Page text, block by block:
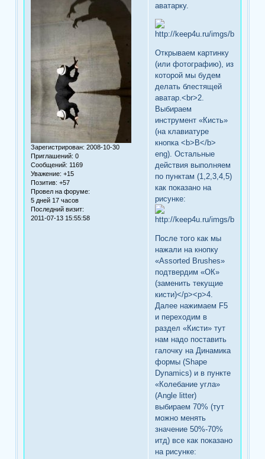
Зарегистрирован: 2008-10-30
Приглашений: 0
Сообщений: 1169
Уважение: +15
Позитив: +57
Провел на форуме:
5 дней 17 часов
Последний визит:
2011-07-13 15:55:58
аватарку.
Открываем картинку
(или фотографию), из
которой мы будем
делать блестящей
аватар.<br>2.
Выбираем
инструмент «Кисть»
(на клавиатуре
кнопка <b>B</b>
eng). Остальные
действия выполняем
по пунктам (1,2,3,4,5)
как показано на
рисунке:
После того как мы
нажали на кнопку
«Assorted Brushes»
подтвердим «ОК»
(заменить текущие
кисти)</p><p>4.
Далее нажимаем F5
и переходим в
раздел «Кисти» тут
нам надо поставить
галочку на Динамика
формы (Shape
Dynamics) и в пункте
«Колебание угла»
(Angle litter)
выбираем 70% (тут
можно менять
значение 50%-70%
итд) все как показано
на рисунке: